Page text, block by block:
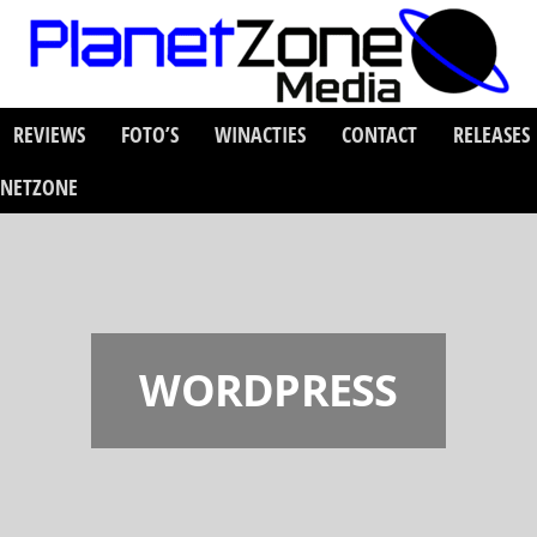
REVIEWS FOTO’S WINACTIES CONTACT
RELEASES
WORDPRESS